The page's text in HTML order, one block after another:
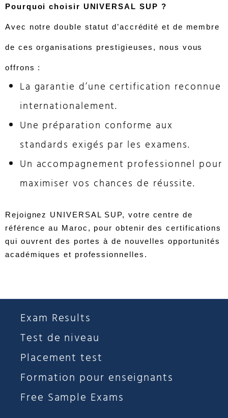
Pourquoi choisir UNIVERSAL SUP ?
Avec notre double statut d’accrédité et de membre
de ces organisations prestigieuses, nous vous
offrons :
La garantie d’une certification reconnue
internationalement.
Une préparation conforme aux
standards exigés par les examens.
Un accompagnement professionnel pour
maximiser vos chances de réussite.
Rejoignez UNIVERSAL SUP, votre centre de
référence au Maroc, pour obtenir des certifications
qui ouvrent des portes à de nouvelles opportunités
académiques et professionnelles.
Exam Results
Test de niveau
Placement test
Formation pour enseignants
Free Sample Exams